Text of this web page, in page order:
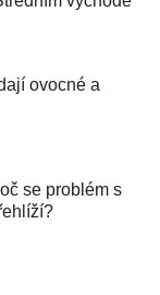
ovocné a
se problém s